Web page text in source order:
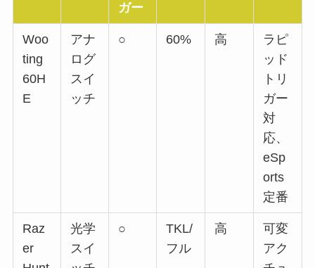
ガー
Woo
ting
60H
E
アナ
ログ
スイ
ッチ
○ 60% 高
ラピ
ッド
トリ
ガー
対
応、
eSp
orts
定番
Raz
er
光学
スイ
○
TKL/
フル
高
可変
アク